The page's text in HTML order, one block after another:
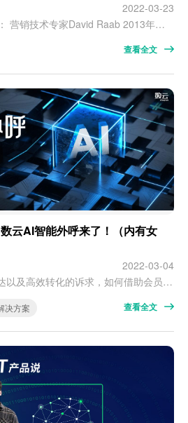
2022-03-23
问：CDP到底是什么？答： 营销技术专家David Raab 2013年首次提出（Customer Data Platform）CDP 概念。定义为: CDP的目标是汇集所有客户数据并将数据存储在统一的、可多部门访问的数据平台中，让企业各个部门都可以轻松使用。简单来讲，CDP是以消费者为中心的数据管理平台，主要面向营销、运营人员，用于精细化&自动化运营和广告营销等场景。具体来讲，CDP能够…
查看全文
云AI智能外呼来了！（内有女
2022-03-04
对零售品牌消费者高效触达以及高效转化的诉求，如何借助会员数字化营销方式，精准触达潜在目标用户，并促成转化购买，一直是零售品牌营销需要解决的问题。新品上市、大促将即，如何低成本唤醒海量老客户？会员生命周期经营，如何方便快捷提醒客户消费或转化？数云AI智能外呼来了！ 究竟有哪些硬核能力？
决方案 查看全文